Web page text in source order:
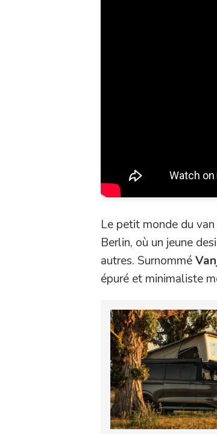
Le petit monde du
Berlin, où un jeune
autres. Surnommé
épuré et minimaliste